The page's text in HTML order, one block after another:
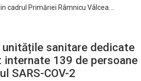
cadrul Primăriei Râmnicu Vâlcea.…
sanitare dedicate
internate 139 de persoane
SARS-COV-2